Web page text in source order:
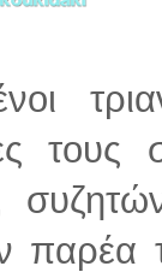
τους
παρέα